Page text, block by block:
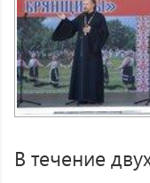
В течение